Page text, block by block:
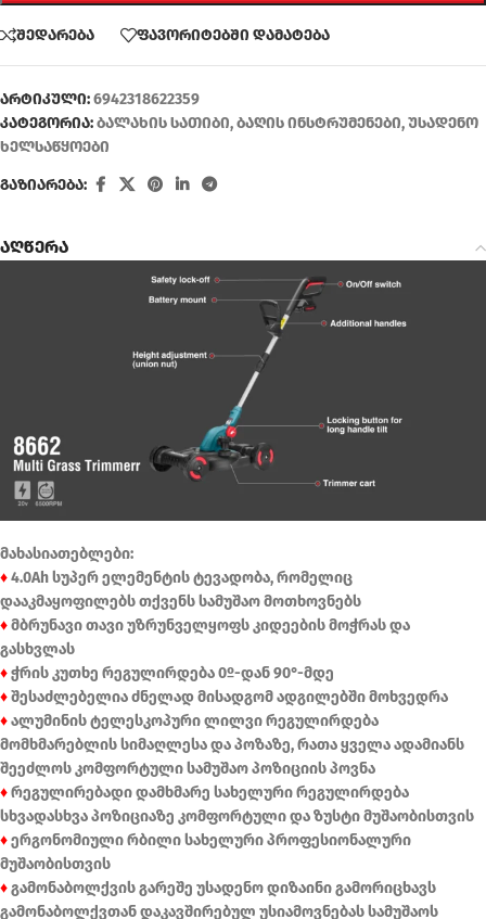
შედარება ფავორიტებში დამატება
არტიკული:6942318622359
კატეგორია:ბალახის სათიბი,ბაღის ინსტრუმენები,უსადენო
ხელსაწყოები
გაზიარება:
აღწერა
მახასიათებლები:
♦4.0Ah სუპერ ელემენტის ტევადობა, რომელიც
დააკმაყოფილებს თქვენს სამუშაო მოთხოვნებს
♦მბრუნავი თავი უზრუნველყოფს კიდეების მოჭრას და
გასხვლას
♦ჭრის კუთხე რეგულირდება 0º-დან 90°-მდე
♦შესაძლებელია ძნელად მისადგომ ადგილებში მოხვედრა
♦ალუმინის ტელესკოპური ლილვი რეგულირდება
მომხმარებლის სიმაღლესა და პოზაზე, რათა ყველა ადამიანს
შეეძლოს კომფორტული სამუშაო პოზიციის პოვნა
♦რეგულირებადი დამხმარე სახელური რეგულირდება
სხვადასხვა პოზიციაზე კომფორტული და ზუსტი მუშაობისთვის
♦ერგონომიული რბილი სახელური პროფესიონალური
მუშაობისთვის
♦გამონაბოლქვის გარეშე უსადენო დიზაინი გამორიცხავს
გამონაბოლქვთან დაკავშირებულ უსიამოვნებას სამუშაოს